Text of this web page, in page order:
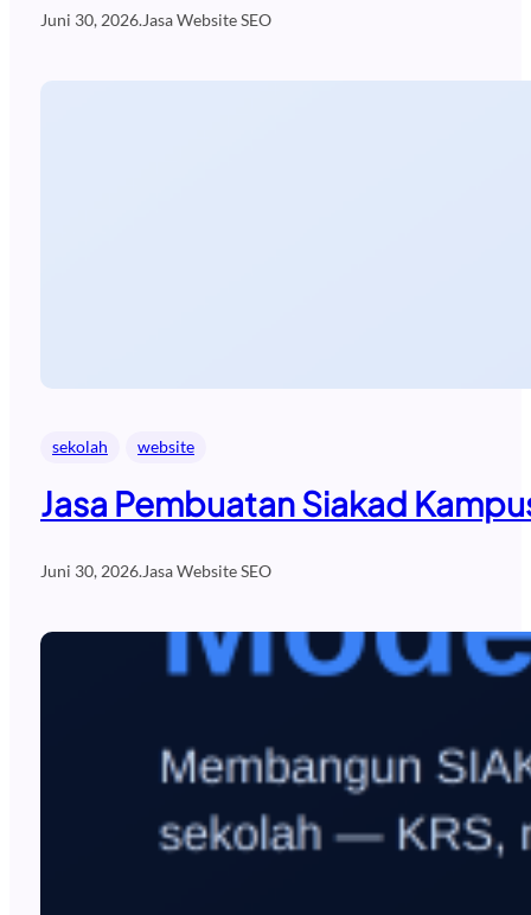
Juni 30, 2026.Jasa Website SEO
sekolah website
Jasa Pembuatan Siakad
Juni 30, 2026.Jasa Website SEO